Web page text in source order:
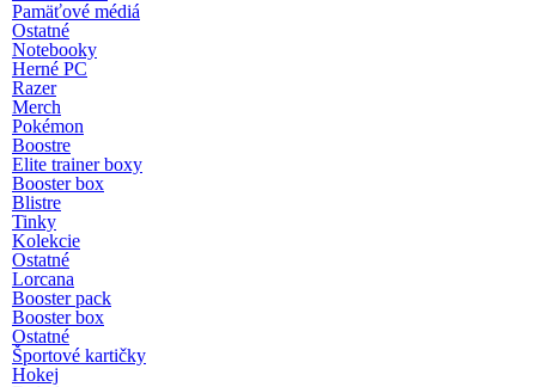
Pamäťové médiá
Ostatné
Notebooky
Herné PC
Razer
Merch
Pokémon
Boostre
Elite trainer boxy
Booster box
Blistre
Tinky
Kolekcie
Ostatné
Lorcana
Booster pack
Booster box
Ostatné
Športové kartičky
Hokej